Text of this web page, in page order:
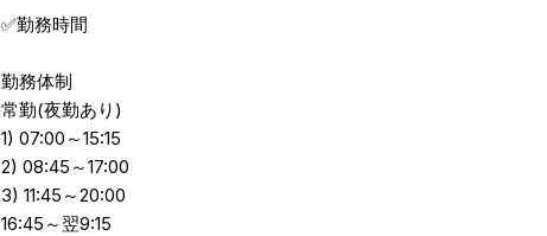
✅勤務時間
勤務体制
常勤(夜勤あり)
1) 07:00～15:15
2) 08:45～17:00
3) 11:45～20:00